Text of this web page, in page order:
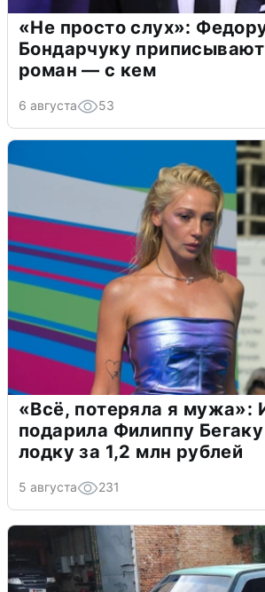
«Не просто слух»:
Бондарчуку
роман — с кем
6 августа 53
«Всё, потеряла я мужа»:
подарила Филиппу
лодку за 1,2 млн рублей
5 августа 231